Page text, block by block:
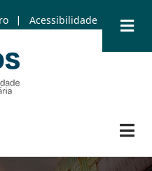
| Acessibilidade